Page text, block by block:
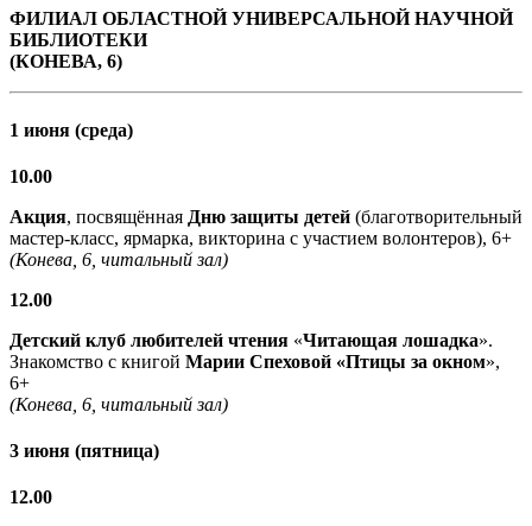
ФИЛИАЛ ОБЛАСТНОЙ УНИВЕРСАЛЬНОЙ НАУЧНОЙ
БИБЛИОТЕКИ
(КОНЕВА, 6)
1 июня (среда)
10.00
Акция, посвящённая Дню защиты детей (благотворительный
мастер-класс, ярмарка, викторина с участием волонтеров), 6+
(Конева, 6, читальный зал)
12.00
Детский клуб любителей чтения «Читающая лошадка».
Знакомство с книгой Марии Спеховой «Птицы за окном»,
6+
(Конева, 6, читальный зал)
3 июня (пятница)
12.00